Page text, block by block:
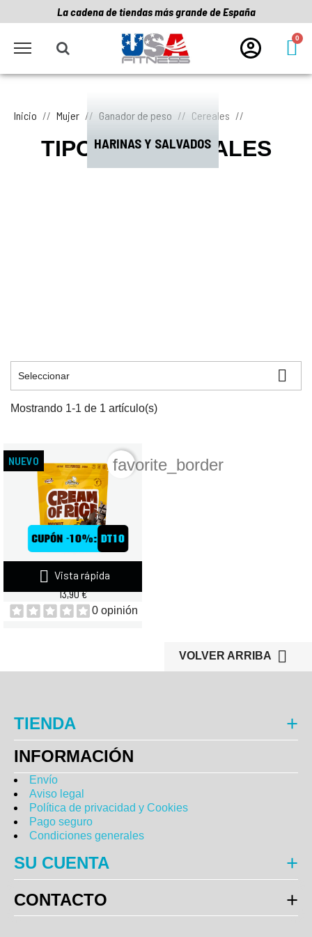
La cadena de tiendas más grande de España
Inicio Mujer Ganador de peso Cereales
TIPOS DE CEREALES
HARINAS Y SALVADOS
Seleccionar 
Mostrando 1-1 de 1 artículo(s)
 Vista rápida
AMIX CREAM OF RICE SACO...
13,90 €
0 opinión
NUEVO favorite_border
VOLVER ARRIBA 
TIENDA
INFORMACIÓN
Envío
Aviso legal
Política de privacidad y Cookies
Pago seguro
Condiciones generales
SU CUENTA
CONTACTO